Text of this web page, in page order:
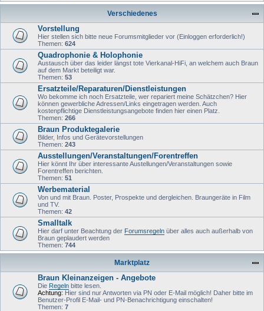
Verschiedenes
Vorstellung
Hier stellen sich bitte neue Forumsmitglieder vor (Einloggen erforderlich!)
Themen: 624
Quadrophonie & Holophonie
Austausch über das leider längst tote Vierkanal-HiFi, an welchem auch Braun
auf dem Markt beteiligt war.
Themen: 53
Ersatzteile/Reparaturen/Dienstleistungen
Wo bekomme ich noch Ersatzteile, wer repariert meine Schätzchen? Hier
können gewerbliche Adressen/Links eingetragen werden. Auch
kostenpflichtige Dienstleistungsangebote finden hier einen Platz.
Themen: 266
Braun Produktegalerie
Bilder, Infos und Gerätevorstellungen
Themen: 243
Ausstellungen/Veranstaltungen/Forentreffen
Hier könnt Ihr über interessante Austellungen/Veranstaltungen sowie
Forentreffen berichten.
Themen: 51
Werbematerial
Von und mit Braun. Poster, Prospekte und dergleichen. Braungeräte in Film
und TV.
Themen: 42
Smalltalk
Hier darf unter Beachtung der Forumsregeln über alles auch außerhalb von
Braun geplaudert werden
Themen: 744
Marktplatz
Braun Kleinanzeigen - Angebote
Die Regeln bitte lesen.
Achtung: Hier sind nur Antworten via PN oder E-Mail möglich! Daher bitte im
Benutzer-Profil E-Mail- und PN-Benachrichtigung einschalten!
Themen: 7